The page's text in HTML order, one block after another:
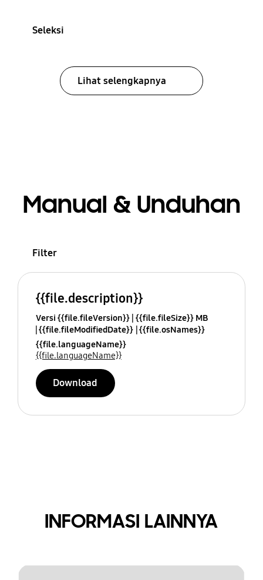
Seleksi
Lihat selengkapnya
Manual & Unduhan
Filter
{{file.description}}
Versi {{file.fileVersion}} {{file.fileSize}} MB
{{file.fileModifiedDate}} {{file.osNames}}
{{file.languageName}}
{{file.languageName}}
Download
INFORMASI LAINNYA